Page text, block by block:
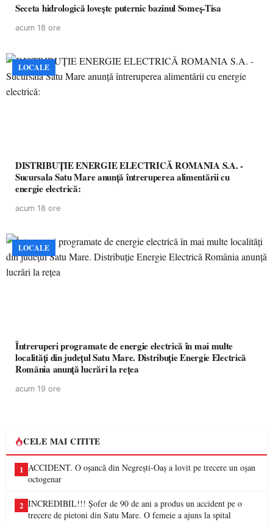
Seceta hidrologică lovește puternic bazinul Someș-Tisa
acum 18 ore
LOCALE
DISTRIBUȚIE ENERGIE ELECTRICĂ ROMANIA S.A. -
Sucursala Satu Mare anunţă întreruperea alimentării cu
energie electrică:
acum 18 ore
LOCALE
Întreruperi programate de energie electrică în mai multe
localități din județul Satu Mare. Distribuție Energie Electrică
România anunță lucrări la rețea
acum 19 ore
CELE MAI CITITE
1 ACCIDENT. O oșancă din Negrești-Oaș a lovit pe trecere un oșan
octogenar
2 INCREDIBIL!!! Șofer de 90 de ani a produs un accident pe o
trecere de pietoni din Satu Mare. O femeie a ajuns la spital